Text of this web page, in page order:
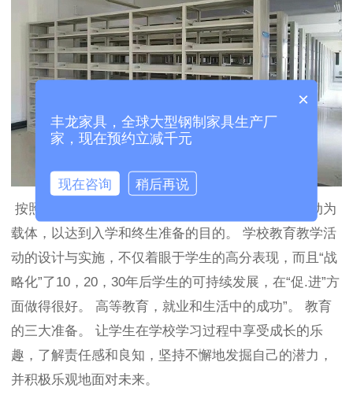
按照精英人才的标准模式进行培养，并以俱乐部活动为
载体，以达到入学和终生准备的目的。 学校教育教学活
动的设计与实施，不仅着眼于学生的高分表现，而且“战
略化”了10，20，30年后学生的可持续发展，在“促.进”方
面做得很好。 高等教育，就业和生活中的成功”。 教育
的三大准备。 让学生在学校学习过程中享受成长的乐
趣，了解责任感和良知，坚持不懈地发掘自己的潜力，
并积极乐观地面对未来。
×
丰龙家具，全球大型钢制家具生产厂
家，现在预约立减千元
现在咨询 稍后再说